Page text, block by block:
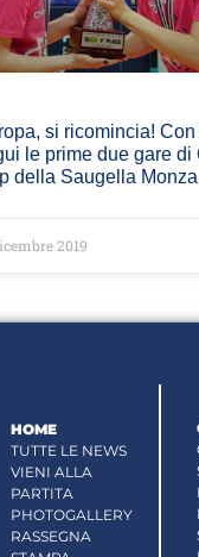
si ricomincia! Con
le prime due gare di
della Saugella Monza
2019
HOME
TUTTE LE NEWS
VIENI ALLA
PARTITA
PHOTOGALLERY
RASSEGNA